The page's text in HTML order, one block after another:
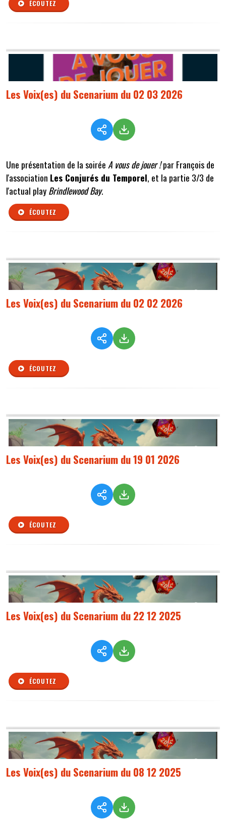
ÉCOUTEZ
Les Voix(es) du Scenarium du 02 03 2026
Une présentation de la soirée A vous de jouer !par François de
l'association Les Conjurés du Temporel, et la partie 3/3 de
l'actual playBrindlewood Bay.
ÉCOUTEZ
Les Voix(es) du Scenarium du 02 02 2026
ÉCOUTEZ
Les Voix(es) du Scenarium du 19 01 2026
ÉCOUTEZ
Les Voix(es) du Scenarium du 22 12 2025
ÉCOUTEZ
Les Voix(es) du Scenarium du 08 12 2025